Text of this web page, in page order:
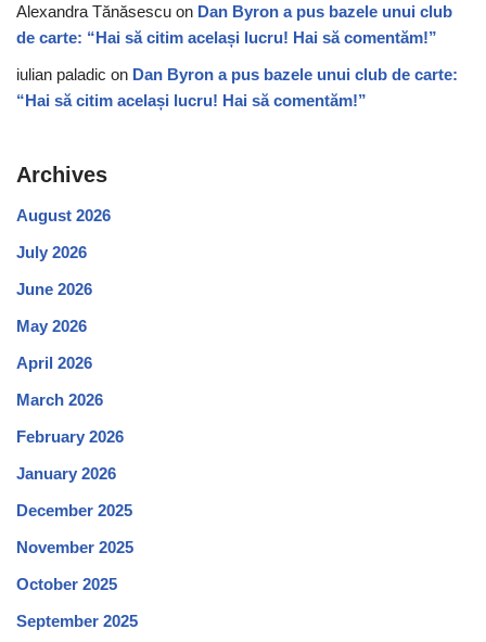
Alexandra Tănăsescu on Dan Byron a pus bazele unui club
de carte: “Hai să citim același lucru! Hai să comentăm!”
iulian paladic on Dan Byron a pus bazele unui club de carte:
“Hai să citim același lucru! Hai să comentăm!”
Archives
August 2026
July 2026
June 2026
May 2026
April 2026
March 2026
February 2026
January 2026
December 2025
November 2025
October 2025
September 2025